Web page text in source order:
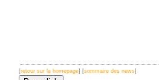
[retour sur la homepage] [sommaire des news]